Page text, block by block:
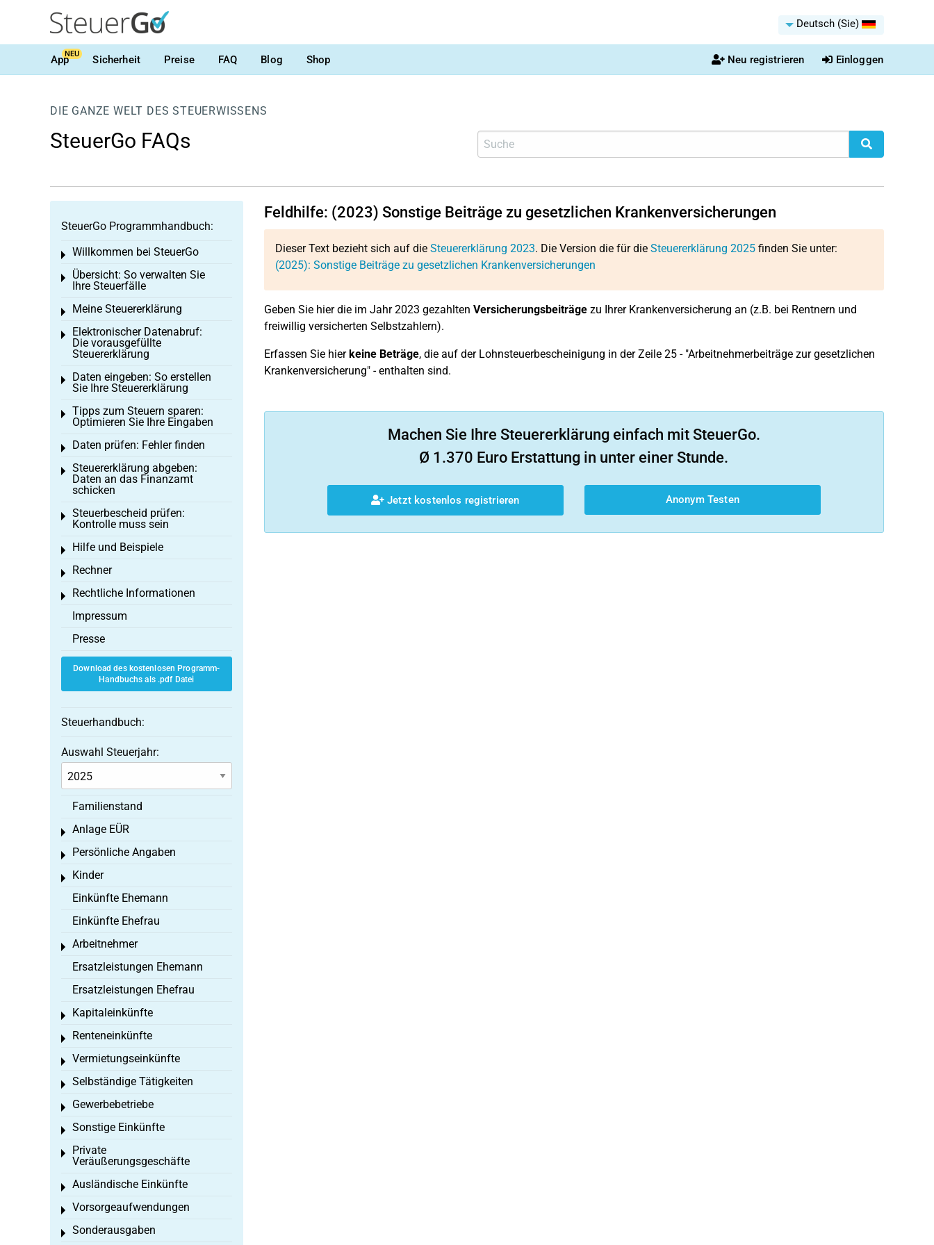
Deutsch (Sie)
AppNEU Sicherheit Preise FAQ Blog Shop Neu registrieren Einloggen
DIE GANZE WELT DES STEUERWISSENS
SteuerGo FAQs
Feldhilfe: (2023) Sonstige Beiträge zu gesetzlichen Krankenversicherungen
Dieser Text bezieht sich auf die Steuererklärung 2023. Die Version die für die Steuererklärung 2025finden Sie unter:
(2025): Sonstige Beiträge zu gesetzlichen Krankenversicherungen
Geben Sie hier die im Jahr 2023 gezahlten Versicherungsbeiträgezu Ihrer Krankenversicherung an (z.B. bei Rentnern und
freiwillig versicherten Selbstzahlern).
Erfassen Sie hierkeine Beträge, die auf der Lohnsteuerbescheinigung in der Zeile 25 - "Arbeitnehmerbeiträge zur gesetzlichen
Krankenversicherung" - enthalten sind.
Machen Sie Ihre Steuererklärung einfach mit SteuerGo.
Ø 1.370 Euro Erstattung in unter einer Stunde.
Jetzt kostenlos registrieren Anonym Testen
SteuerGo Programmhandbuch:
Willkommen bei SteuerGo
Toggle menu
Übersicht: So verwalten Sie
Ihre Steuerfälle
Toggle menu
Meine Steuererklärung
Toggle menu
Elektronischer Datenabruf:
Die vorausgefüllte
Steuererklärung
Toggle menu
Daten eingeben: So erstellen
Sie Ihre Steuererklärung
Toggle menu
Tipps zum Steuern sparen:
Optimieren Sie Ihre Eingaben
Toggle menu
Daten prüfen: Fehler finden
Toggle menu
Steuererklärung abgeben:
Daten an das Finanzamt
schicken
Toggle menu
Steuerbescheid prüfen:
Kontrolle muss sein
Toggle menu
Hilfe und Beispiele
Toggle menu
Rechner
Toggle menu
Rechtliche Informationen
Toggle menu
Impressum
Presse
Download des kostenlosen Programm-
Handbuchs als .pdf Datei
Steuerhandbuch:
Auswahl Steuerjahr:
Familienstand
Anlage EÜR
Toggle menu
Persönliche Angaben
Toggle menu
Kinder
Toggle menu
Einkünfte Ehemann
Einkünfte Ehefrau
Arbeitnehmer
Toggle menu
Ersatzleistungen Ehemann
Ersatzleistungen Ehefrau
Kapitaleinkünfte
Toggle menu
Renteneinkünfte
Toggle menu
Vermietungseinkünfte
Toggle menu
Selbständige Tätigkeiten
Toggle menu
Gewerbebetriebe
Toggle menu
Sonstige Einkünfte
Toggle menu
Private
Veräußerungsgeschäfte
Toggle menu
Ausländische Einkünfte
Toggle menu
Vorsorgeaufwendungen
Toggle menu
Sonderausgaben
Toggle menu